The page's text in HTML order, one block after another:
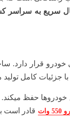
سریع به سراسر
قرار دارد.
حفظ میکند.
قادر است